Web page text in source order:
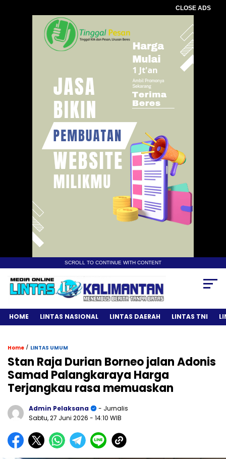
CLOSE ADS
SCROLL TO CONTINUE WITH CONTENT
HOME LINTAS NASIONAL LINTAS DAERAH LINTAS TNI
Home / LINTAS UMUM
Stan Raja Durian Borneo jalan Adonis
Samad Palangkaraya Harga
Terjangkau rasa memuaskan
Admin Pelaksana
- Jurnalis
Sabtu, 27 Juni 2026 - 14:10 WIB